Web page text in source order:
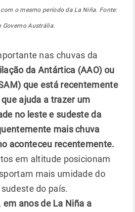
o mesmo período da La Niña. Fonte:
Governo Austrália.
nas chuvas da
da Antártica (AAO) ou
que está recentemente
ajuda a trazer um
no leste e sudeste da
mais chuva
aconteceu recentemente.
em altitude posicionam
mais umidade do
do país.
em anos de La Niña a